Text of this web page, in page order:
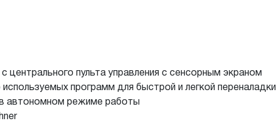
пульта управления с сенсорным экраном
программ для быстрой и легкой переналадки
автономном режиме работы